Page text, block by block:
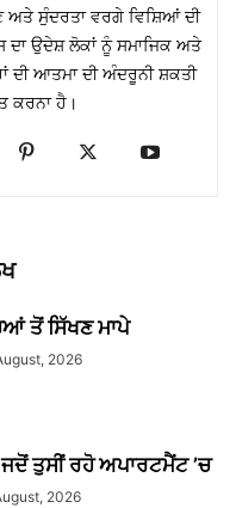
ਅਤੇ ਸੁੰਦਰਤਾ ਵਰਗੇ ਵਿਸ਼ਿਆਂ ਦੀ
ਉਦੇਸ਼ ਲੋਕਾਂ ਨੂੰ ਸਮਾਜਿਕ ਅਤੇ
ਆਤਮਾ ਦੀ ਅੰਦਰੂਨੀ ਸ਼ਕਤੀ
ਕਰਨਾ ਹੈ।
ਤੋਂ ਸਿੱਖਣ ਮਾਪੇ
2026
ਤੁਸੀਂ ਰਹੋ ਅਪਾਰਟਮੈਂਟ ’ਚ
2026